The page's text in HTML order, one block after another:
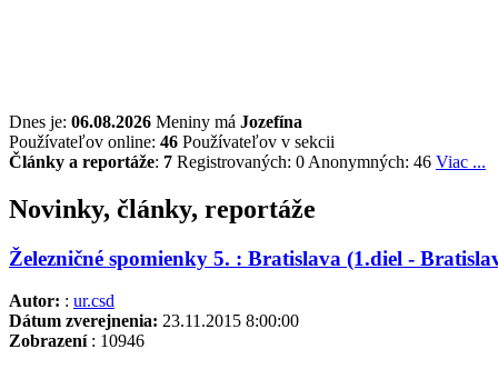
Dnes je: 06.08.2026 Meniny má Jozefína
Používateľov online: 46 Používateľov v sekcii
Články a reportáže: 7 Registrovaných: 0 Anonymných: 46 Viac ...
Novinky, články, reportáže
Železničné spomienky 5. : Bratislava (1.diel -
Autor: : ur.csd
Dátum zverejnenia: 23.11.2015 8:00:00
Zobrazení: 10946